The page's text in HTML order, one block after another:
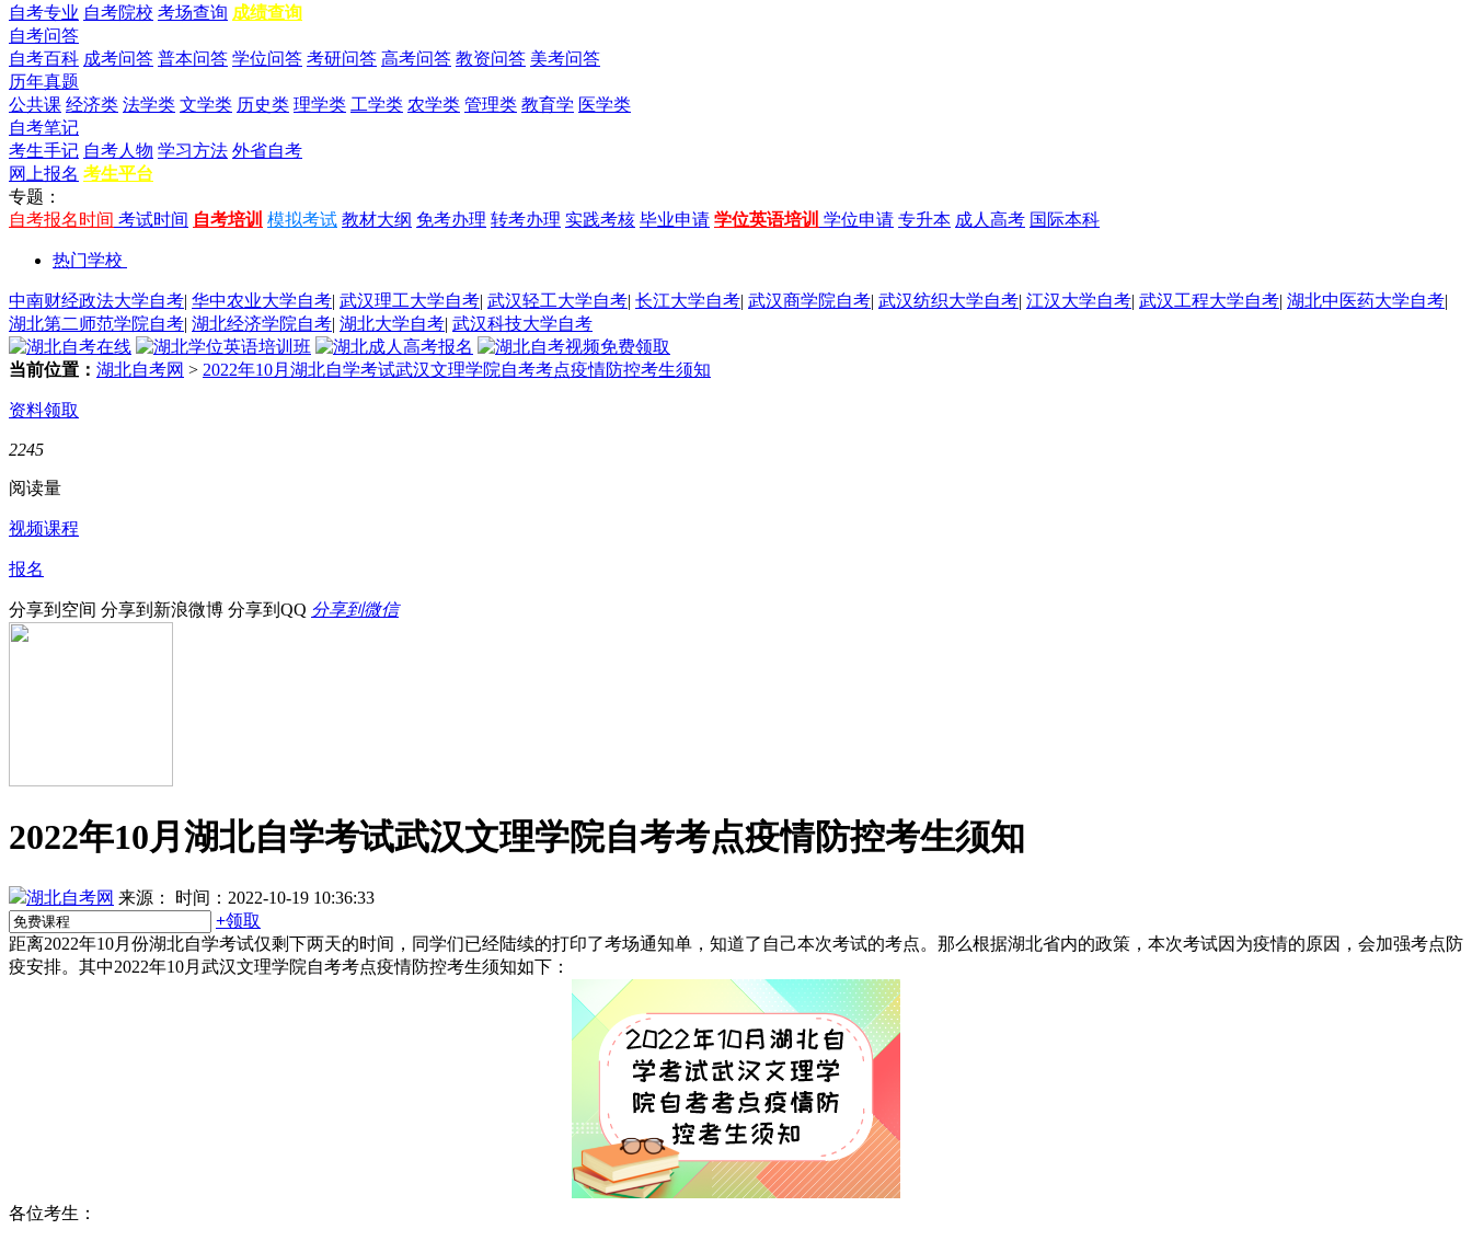
自考专业 自考院校 考场查询 成绩查询
自考问答
自考百科 成考问答 普本问答 学位问答 考研问答 高考问答 教资问答 美考问答
历年真题
公共课 经济类 法学类 文学类 历史类 理学类 工学类 农学类 管理类 教育学 医学类
自考笔记
考生手记 自考人物 学习方法 外省自考
网上报名 考生平台
专题：
自考报名时间 考试时间 自考培训 模拟考试 教材大纲 免考办理 转考办理 实践考核 毕业申请 学位英语培训 学位申请 专升本 成人高考 国际本科
热门学校
中南财经政法大学自考| 华中农业大学自考| 武汉理工大学自考| 武汉轻工大学自考| 长江大学自考| 武汉商学院自考| 武汉纺织大学自考| 江汉大学自考| 武汉工程大学自考| 湖北中医药大学自考|
湖北第二师范学院自考| 湖北经济学院自考| 湖北大学自考| 武汉科技大学自考
当前位置： 湖北自考网 > 2022年10月湖北自学考试武汉文理学院自考考点疫情防控考生须知
资料领取
2245
阅读量
视频课程
报名
分享到空间 分享到新浪微博 分享到QQ 分享到微信
2022年10月湖北自学考试武汉文理学院自考考点疫情防控考生须知
湖北自考网 来源：
时间：2022-10-19 10:36:33
+领取
距离2022年10月份湖北自学考试仅剩下两天的时间，同学们已经陆续的打印了考场通知单，知道了自己本次考试的考点。那么根据湖北省内的政策，本次考试因为疫情的原因，会加强考点防
疫安排。其中2022年10月武汉文理学院自考考点疫情防控考生须知如下：
各位考生：